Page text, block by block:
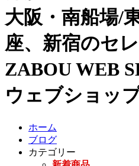
大阪・南船場/
座、新宿のセ
ZABOU WEB
ウェブショップ
ホーム
ブログ
カテゴリー